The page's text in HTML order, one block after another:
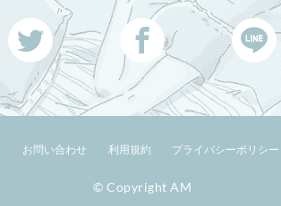
お問い合わせ 利用規約 プライバシーポリシー
© Copyright AM